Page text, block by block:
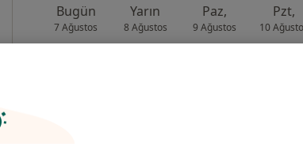
Bugün
7 Ağustos
Yarın
8 Ağustos
Paz,
9 Ağustos
Pzt,
10